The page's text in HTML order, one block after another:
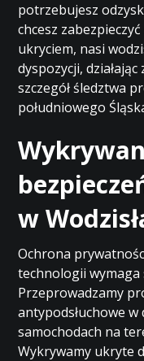
potrzebujesz
chcesz
ukryciem, nasi
dyspozycji,
szczegół śledztwa
południowego
w
Ochrona
technologii wymaga
Przeprowadzamy
antypodsłuchowe
samochodach na
Wykrywamy ukryte